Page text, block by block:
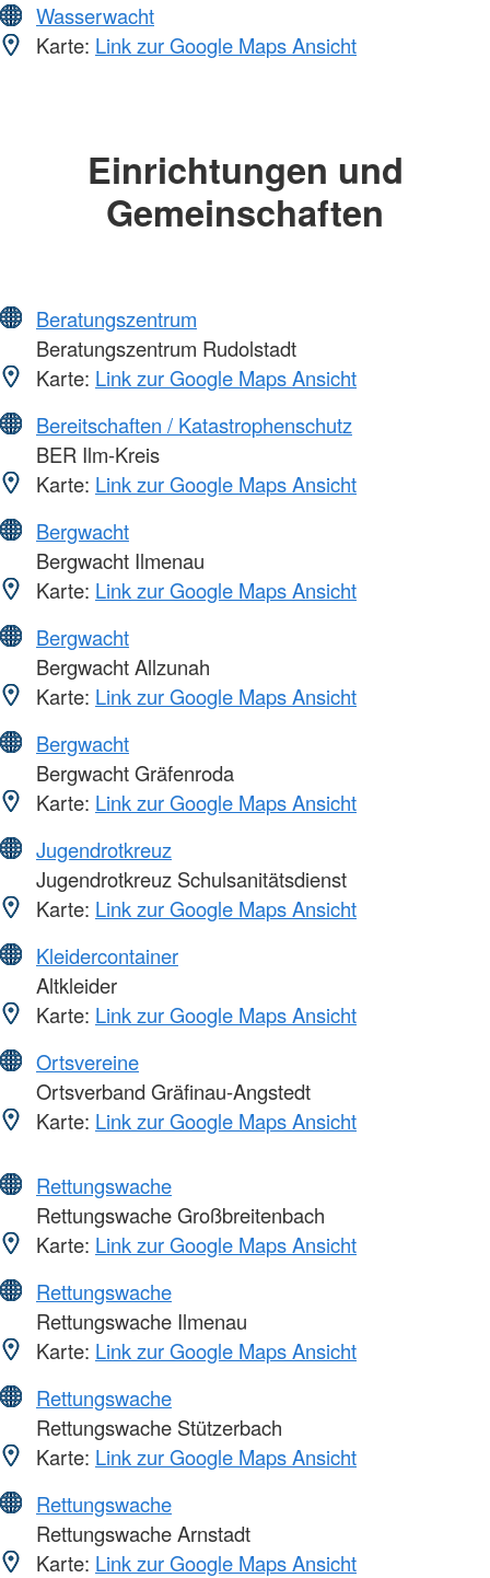
Wasserwacht
Karte: Link zur Google Maps Ansicht
Einrichtungen und
Gemeinschaften
Beratungszentrum
Beratungszentrum Rudolstadt
Karte: Link zur Google Maps Ansicht
Bereitschaften / Katastrophenschutz
BER Ilm-Kreis
Karte: Link zur Google Maps Ansicht
Bergwacht
Bergwacht Ilmenau
Karte: Link zur Google Maps Ansicht
Bergwacht
Bergwacht Allzunah
Karte: Link zur Google Maps Ansicht
Bergwacht
Bergwacht Gräfenroda
Karte: Link zur Google Maps Ansicht
Jugendrotkreuz
Jugendrotkreuz Schulsanitätsdienst
Karte: Link zur Google Maps Ansicht
Kleidercontainer
Altkleider
Karte: Link zur Google Maps Ansicht
Ortsvereine
Ortsverband Gräfinau-Angstedt
Karte: Link zur Google Maps Ansicht
Rettungswache
Rettungswache Großbreitenbach
Karte: Link zur Google Maps Ansicht
Rettungswache
Rettungswache Ilmenau
Karte: Link zur Google Maps Ansicht
Rettungswache
Rettungswache Stützerbach
Karte: Link zur Google Maps Ansicht
Rettungswache
Rettungswache Arnstadt
Karte: Link zur Google Maps Ansicht